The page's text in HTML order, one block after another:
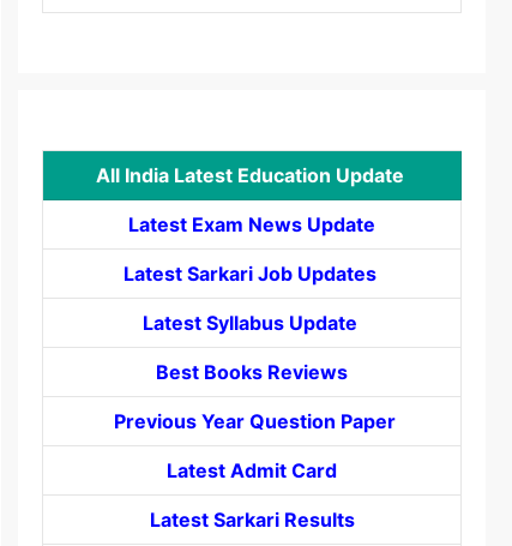
All India Latest Education Update
Latest Exam News Update
Latest Sarkari Job Updates
Latest Syllabus Update
Best Books Reviews
Previous Year Question Paper
Latest Admit Card
Latest Sarkari Results